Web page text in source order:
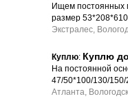
Ищем постоянных
размер
Экстралес,
Куплю: Куплю
На постоянной
47/50*100/130/
Атланта,